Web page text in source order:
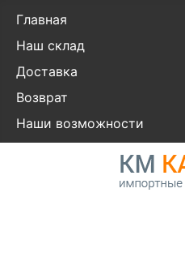
Главная
Наш склад
Доставка
Возврат
Наши возможности